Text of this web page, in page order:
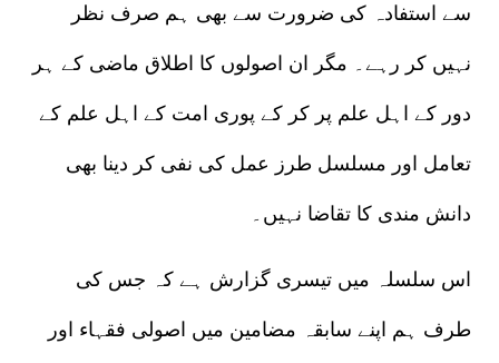
سے استفادہ کی ضرورت سے بھی ہم صرف نظر
نہیں کر رہے۔ مگر ان اصولوں کا اطلاق ماضی کے ہر
دور کے اہل علم پر کر کے پوری امت کے اہل علم کے
تعامل اور مسلسل طرز عمل کی نفی کر دینا بھی
دانش مندی کا تقاضا نہیں۔
اس سلسلہ میں تیسری گزارش ہے کہ جس کی
طرف ہم اپنے سابقہ مضامین میں اصولی فقہاء اور